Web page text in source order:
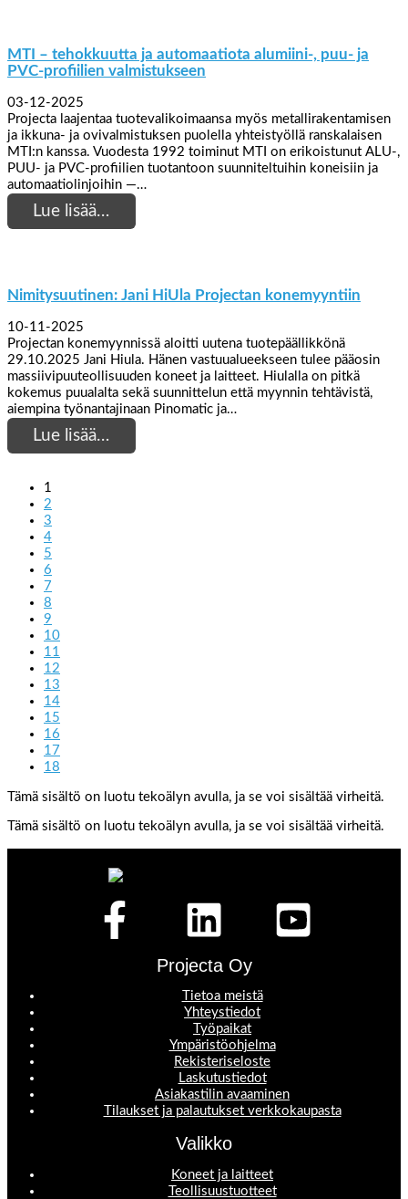
MTI – tehokkuutta ja automaatiota alumiini-, puu- ja
PVC-profiilien valmistukseen
03-12-2025
Projecta laajentaa tuotevalikoimaansa myös metallirakentamisen
ja ikkuna- ja ovivalmistuksen puolella yhteistyöllä ranskalaisen
MTI:n kanssa. Vuodesta 1992 toiminut MTI on erikoistunut ALU-,
PUU- ja PVC-profiilien tuotantoon suunniteltuihin koneisiin ja
automaatiolinjoihin —…
Lue lisää…
Nimitysuutinen: Jani HiUla Projectan konemyyntiin
10-11-2025
Projectan konemyynnissä aloitti uutena tuotepäällikkönä
29.10.2025 Jani Hiula. Hänen vastuualueekseen tulee pääosin
massiivipuuteollisuuden koneet ja laitteet. Hiulalla on pitkä
kokemus puualalta sekä suunnittelun että myynnin tehtävistä,
aiempina työnantajinaan Pinomatic ja…
Lue lisää…
1
2
3
4
5
6
7
8
9
10
11
12
13
14
15
16
17
18
Tämä sisältö on luotu tekoälyn avulla, ja se voi sisältää virheitä.
Tämä sisältö on luotu tekoälyn avulla, ja se voi sisältää virheitä.
Projecta Oy
Tietoa meistä
Yhteystiedot
Työpaikat
Ympäristöohjelma
Rekisteriseloste
Laskutustiedot
Asiakastilin avaaminen
Tilaukset ja palautukset verkkokaupasta
Valikko
Koneet ja laitteet
Teollisuustuotteet